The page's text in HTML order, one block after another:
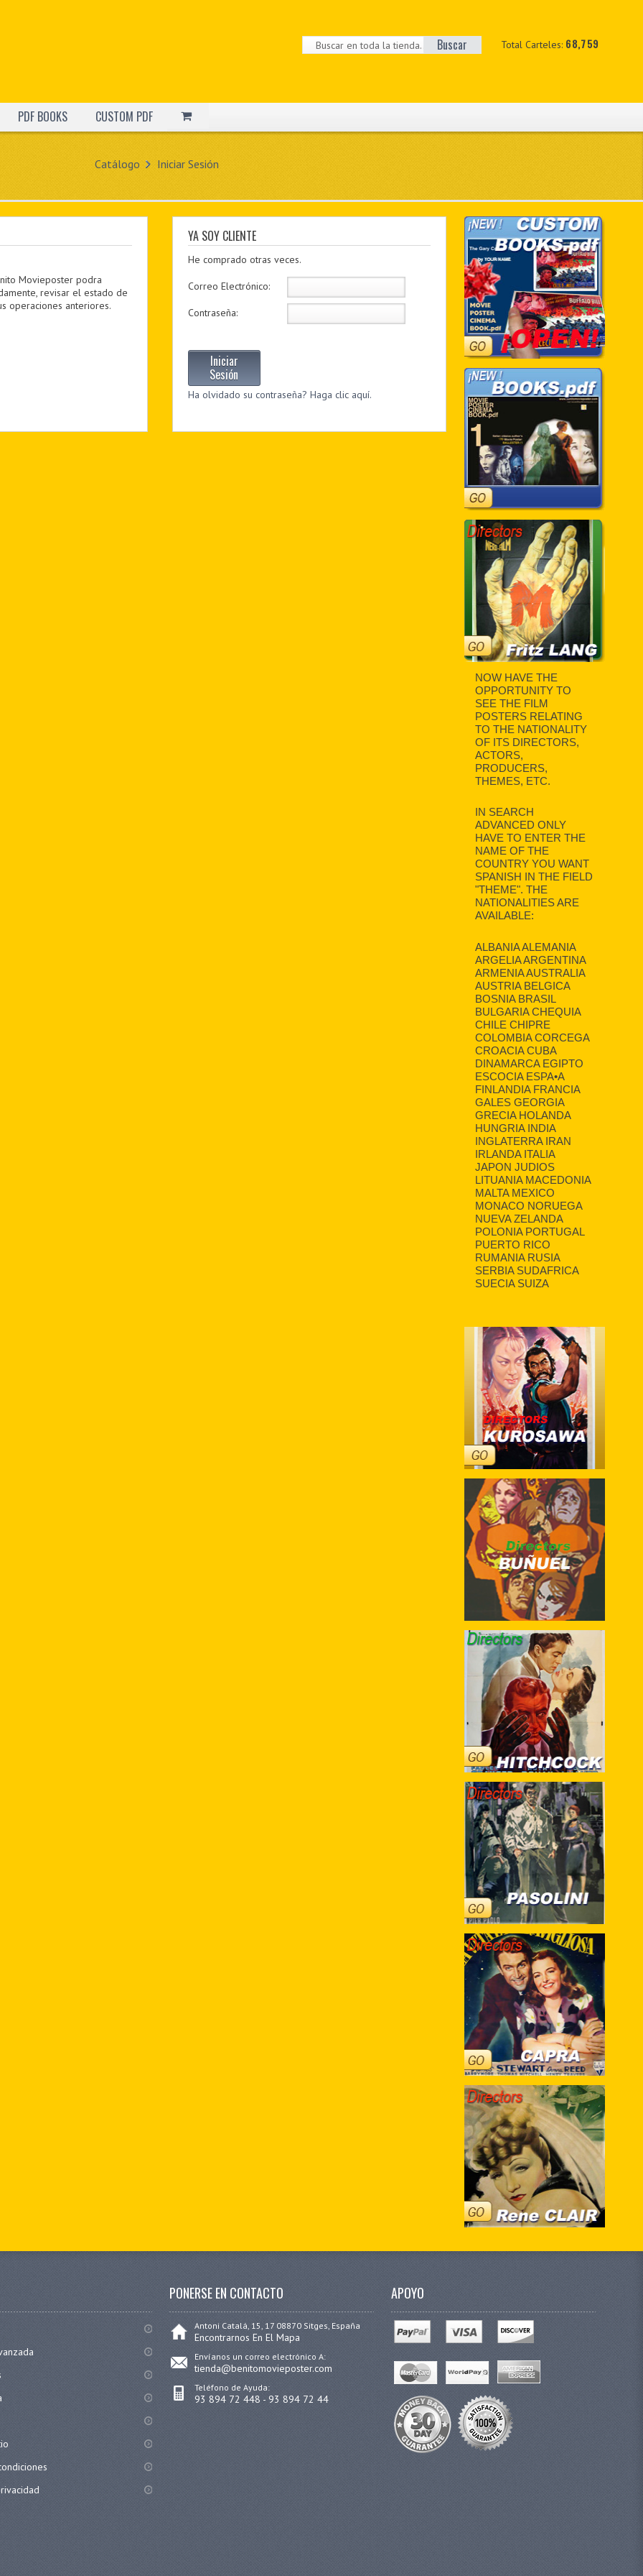
Total Carteles: 68,759
Buscar
PDF BOOKS CUSTOM PDF
Catálogo Iniciar Sesión
Movieposter podra
revisar el estado de
operaciones anteriores.
YA SOY CLIENTE
He comprado otras veces.
Correo Electrónico:
Contraseña:
Iniciar
Sesión
Ha olvidado su contraseña? Haga clic aquí.
NOW HAVE THE
OPPORTUNITY TO
SEE THE FILM
POSTERS RELATING
TO THE NATIONALITY
OF ITS DIRECTORS,
ACTORS,
PRODUCERS,
THEMES, ETC.
IN SEARCH
ADVANCED ONLY
HAVE TO ENTER THE
NAME OF THE
COUNTRY YOU WANT
SPANISH IN THE FIELD
"THEME". THE
NATIONALITIES ARE
AVAILABLE:
ALBANIA ALEMANIA
ARGELIA ARGENTINA
ARMENIA AUSTRALIA
AUSTRIA BELGICA
BOSNIA BRASIL
BULGARIA CHEQUIA
CHILE CHIPRE
COLOMBIA CORCEGA
CROACIA CUBA
DINAMARCA EGIPTO
ESCOCIA ESPA•A
FINLANDIA FRANCIA
GALES GEORGIA
GRECIA HOLANDA
HUNGRIA INDIA
INGLATERRA IRAN
IRLANDA ITALIA
JAPON JUDIOS
LITUANIA MACEDONIA
MALTA MEXICO
MONACO NORUEGA
NUEVA ZELANDA
POLONIA PORTUGAL
PUERTO RICO
RUMANIA RUSIA
SERBIA SUDAFRICA
SUECIA SUIZA
PONERSE EN CONTACTO
Antoni Catalá, 15, 17 08870 Sitges, España
Encontrarnos En El Mapa
Envíanos un correo electrónico A:
tienda@benitomovieposter.com
Teléfono de Ayuda:
93 894 72 448 - 93 894 72 44
APOYO